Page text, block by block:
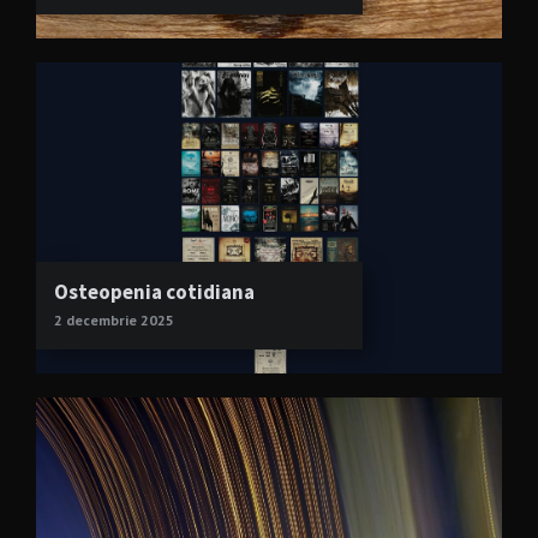
Osteopenia cotidiana
2 decembrie 2025